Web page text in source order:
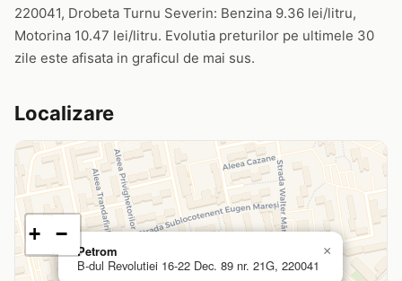
220041, Drobeta Turnu Severin: Benzina 9.36 lei/litru,
Motorina 10.47 lei/litru. Evolutia preturilor pe ultimele 30
zile este afisata in graficul de mai sus.
Localizare
Petrom
B-dul Revolutiei 16-22 Dec. 89 nr. 21G, 220041
×
+ −